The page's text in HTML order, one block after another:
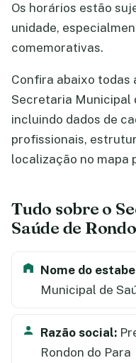
Os horários estão
unidade,
comemorativas.
Confira abaixo todas
Secretaria Municipal
incluindo dados de
profissionais,
localização no mapa
Tudo sobre o
Saúde de
Nome do
Municipal de
Razão social:
Rondon do Para